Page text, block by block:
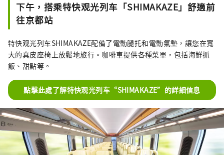
下午，搭乘特快观光列车「SHIMAKAZE」舒適前
往京都站
特快观光列车SHIMAKAZE配備了電動腿托和電動氣墊，讓您在寬
大的真皮座椅上放鬆地旅行。咖啡車提供各種菜單，包括海鮮抓
飯、甜點等。
點擊此處了解特快观光列车“SHIMAKAZE”的詳細信息